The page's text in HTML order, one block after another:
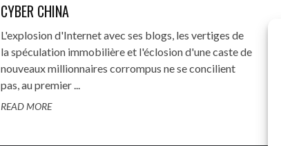
CYBER CHINA
L'explosion d'Internet avec ses blogs, les vertiges de
la spéculation immobilière et l'éclosion d'une caste de
nouveaux millionnaires corrompus ne se concilient
pas, au premier ...
READ MORE